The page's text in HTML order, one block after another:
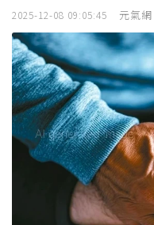
2025-12-08 09:05:45 元氣